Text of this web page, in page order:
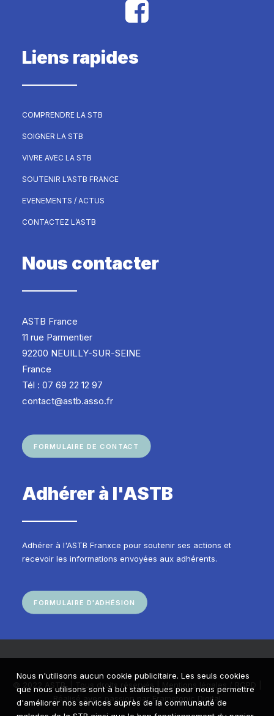
Liens rapides
COMPRENDRE LA STB
SOIGNER LA STB
VIVRE AVEC LA STB
SOUTENIR L’ASTB FRANCE
EVENEMENTS / ACTUS
CONTACTEZ L’ASTB
Nous contacter
ASTB France
11 rue Parmentier
92200 NEUILLY-SUR-SEINE
France
Tél : 07 69 22 12 97
contact@astb.asso.fr
FORMULAIRE DE CONTACT
Adhérer à l'ASTB
Adhérer à l'ASTB Franxce pour soutenir ses actions et
recevoir les informations envoyées aux adhérents.
FORMULAIRE D'ADHÉSION
© 2022 ASTB. | Tous droits réservés | Mentions légales / RGPD
Réalisé avec passion par
Frametonic Digital
Nous n'utilisons aucun cookie publicitaire. Les seuls cookies
que nous utilisons sont à but statistiques pour nous permettre
d'améliorer nos services auprès de la communauté de